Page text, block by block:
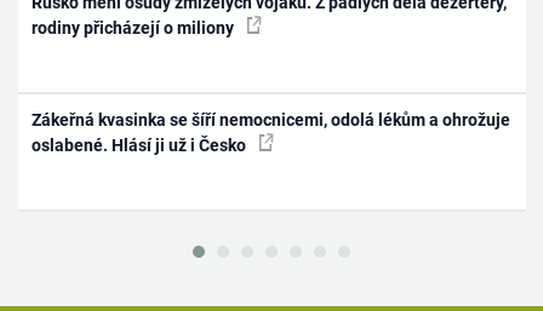
rodiny přicházejí o miliony
Zákeřná kvasinka se šíří nemocnicemi, odolá lékům a ohrožuje
oslabené. Hlásí ji už i Česko